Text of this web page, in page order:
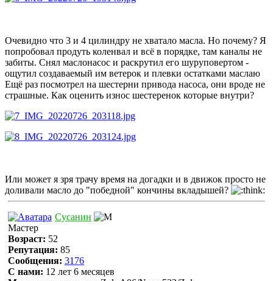
Очевидно что 3 и 4 цилиндру не хватало масла. Но почему? Я
попробовал продуть коленвал и всё в порядке, там каналы не
забиты. Снял маслонасос и раскрутил его шуруповертом -
ощутил создаваемый им ветерок и плевки остатками маслаю
Ещё раз посмотрел на шестерни привода насоса, они вроде не
страшные. Как оценить износ шестеренок которые внутри?
Или может я зря трачу время на догадки и в движок просто не
доливали масло до "победной" кончины вкладышей?
Сусанин
Мастер
Возраст: 52
Репутация: 85
Сообщения: 3176
С нами: 12 лет 6 месяцев